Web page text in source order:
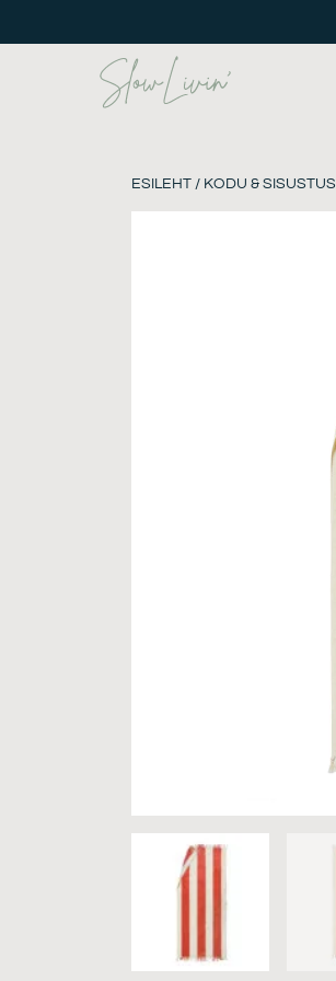
to
ESILEHT / KODU & SISUSTUS